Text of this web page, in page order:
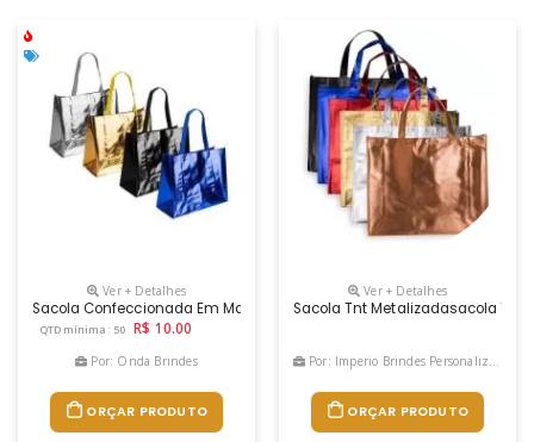
Ver + Detalhes
Sacola Confeccionada Em Malha De Polipropileno (pp) Woven Com
QTD mínima: 50 R$ 10.00
Por: Onda Brindes
ORÇAR PRODUTO
Ver + Detalhes
Sacola Tnt Metalizadasacola Tnt
Por: Imperio Brindes Personalizados
ORÇAR PRODUTO